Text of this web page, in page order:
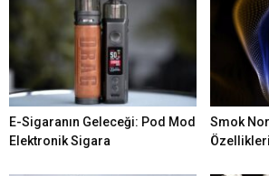
E-Sigaranın Geleceği: Pod Mod
Elektronik Sigara
Smok
Özellikleri